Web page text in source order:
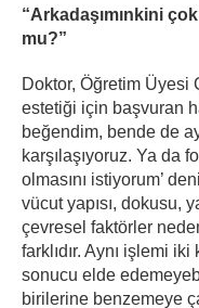
“Arkadaşımınkini
mu?”
Doktor, Öğretim Üyesi
estetiği için başvuran
beğendim, bende de
karşılaşıyoruz. Ya da
olmasını istiyorum’
vücut yapısı, dokusu,
çevresel faktörler
farklıdır. Aynı işlemi
sonucu elde
birilerine benzemeye